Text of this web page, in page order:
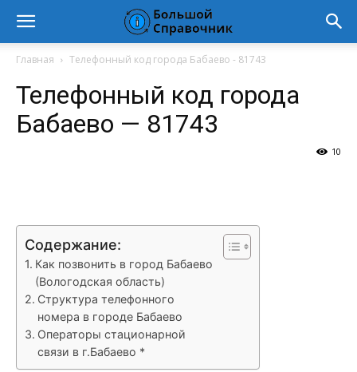
Главная Телефонный код города Бабаево - 81743
Телефонный код города
Бабаево — 81743
10
Содержание:
Как позвонить в город Бабаево
(Вологодская область)
Структура телефонного
номера в городе Бабаево
Операторы стационарной
связи в г.Бабаево *